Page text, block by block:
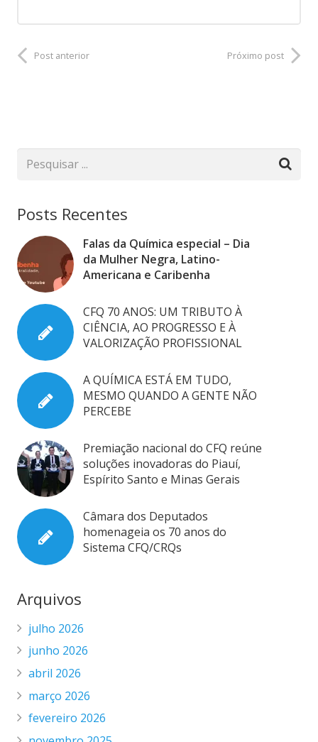
Post anterior Próximo post
Posts Recentes
Falas da Química especial – Dia
da Mulher Negra, Latino-
Americana e Caribenha
CFQ 70 ANOS: UM TRIBUTO À
CIÊNCIA, AO PROGRESSO E À
VALORIZAÇÃO PROFISSIONAL
A QUÍMICA ESTÁ EM TUDO,
MESMO QUANDO A GENTE NÃO
PERCEBE
Premiação nacional do CFQ reúne
soluções inovadoras do Piauí,
Espírito Santo e Minas Gerais
Câmara dos Deputados
homenageia os 70 anos do
Sistema CFQ/CRQs
Arquivos
julho 2026
junho 2026
abril 2026
março 2026
fevereiro 2026